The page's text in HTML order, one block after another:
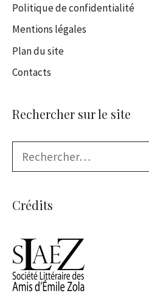
Politique de confidentialité
Mentions légales
Plan du site
Contacts
Rechercher sur le site
Crédits